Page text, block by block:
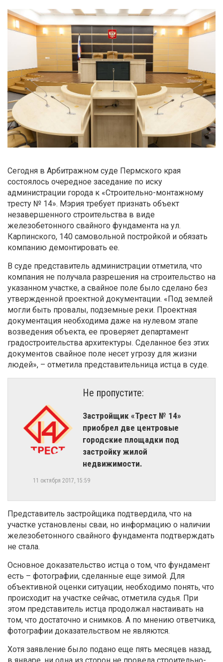
Сегодня в Арбитражном суде Пермского края
состоялось очередное заседание по иску
администрации города к «Строительно-монтажному
тресту № 14». Мэрия требует признать объект
незавершенного строительства в виде
железобетонного свайного фундамента на ул.
Карпинского, 140 самовольной постройкой и обязать
компанию демонтировать ее.
В суде представитель администрации отметила, что
компания не получала разрешения на строительство на
указанном участке, а свайное поле было сделано без
утвержденной проектной документации. «Под землей
могли быть провалы, подземные реки. Проектная
документация необходима даже на нулевом этапе
возведения объекта, ее проверяет департамент
градостроительства архитектуры. Сделанное без этих
документов свайное поле несет угрозу для жизни
людей», – отметила представительница истца в суде.
Не пропустите:
Застройщик «Трест № 14»
приобрел две центровые
городские площадки под
застройку жилой
недвижимости.
11 октября 2017, 15:59
Представитель застройщика подтвердила, что на
участке установлены сваи, но информацию о наличии
железобетонного свайного фундамента подтверждать
не стала.
Основное доказательство истца о том, что фундамент
есть – фотографии, сделанные еще зимой. Для
объективной оценки ситуации, необходимо понять, что
происходит на участке сейчас, отметила судья. При
этом представитель истца продолжал настаивать на
том, что достаточно и снимков. А по мнению ответчика,
фотографии доказательством не являются.
Хотя заявление было подано еще пять месяцев назад,